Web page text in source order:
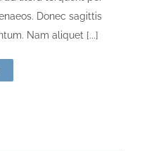
Donec sagittis
Nam aliquet [...]